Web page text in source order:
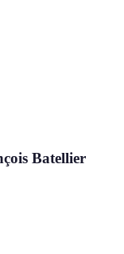
Batellier